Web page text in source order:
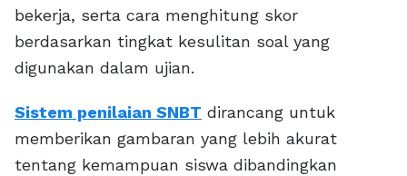
bekerja, serta cara menghitung skor
berdasarkan tingkat kesulitan soal yang
digunakan dalam ujian.
Sistem penilaian SNBT dirancang untuk
memberikan gambaran yang lebih akurat
tentang kemampuan siswa dibandingkan